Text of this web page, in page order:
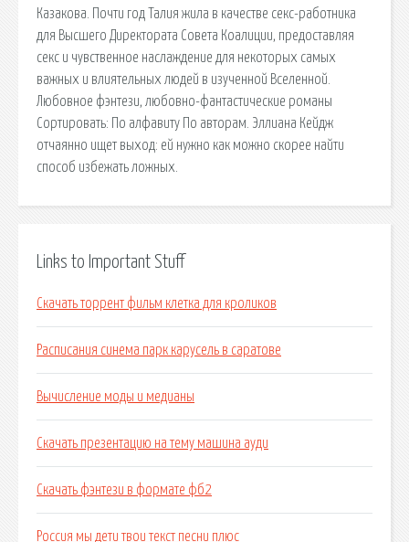
Казакова. Почти год Талия жила в качестве секс-работника
для Высшего Директората Совета Коалиции, предоставляя
секс и чувственное наслаждение для некоторых самых
важных и влиятельных людей в изученной Вселенной.
Любовное фэнтези, любовно-фантастические романы
Сортировать: По алфавиту По авторам. Эллиана Кейдж
отчаянно ищет выход: ей нужно как можно скорее найти
способ избежать ложных.
Links to Important Stuff
Скачать торрент фильм клетка для кроликов
Расписания синема парк карусель в саратове
Вычисление моды и медианы
Скачать презентацию на тему машина ауди
Скачать фэнтези в формате фб2
Россия мы дети твои текст песни плюс